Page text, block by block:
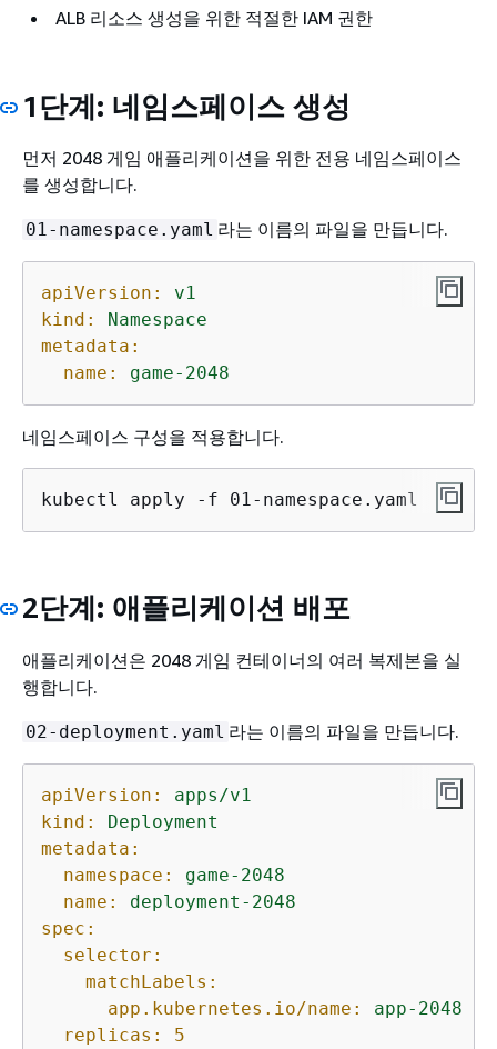
ALB 리소스 생성을 위한 적절한 IAM 권한
1단계: 네임스페이스 생성
먼저 2048 게임 애플리케이션을 위한 전용 네임스페이스
를 생성합니다.
01-namespace.yaml 라는 이름의 파일을 만듭니다.
apiVersion:
v1
kind:
Namespace
metadata:
name:
game-2048
네임스페이스 구성을 적용합니다.
kubectl apply -f 01-namespace.yaml
2단계: 애플리케이션 배포
애플리케이션은 2048 게임 컨테이너의 여러 복제본을 실
행합니다.
02-deployment.yaml 라는 이름의 파일을 만듭니다.
apiVersion:
apps/v1
kind:
Deployment
metadata:
namespace:
game-2048
name:
deployment-2048
spec:
selector:
matchLabels:
app.kubernetes.io/name:
app-2048
replicas:
5